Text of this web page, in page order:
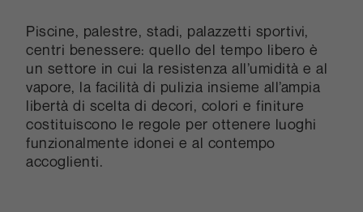
Piscine, palestre, stadi, palazzetti sportivi,
centri benessere: quello del tempo libero è
un settore in cui la resistenza all’umidità e al
vapore, la facilità di pulizia insieme all’ampia
libertà di scelta di decori, colori e finiture
costituiscono le regole per ottenere luoghi
funzionalmente idonei e al contempo
accoglienti.